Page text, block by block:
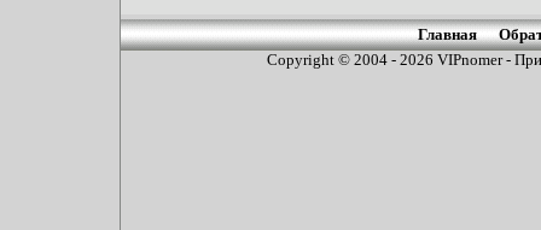
Главная
Copyright © 2004 - 2026 VIPnomer -